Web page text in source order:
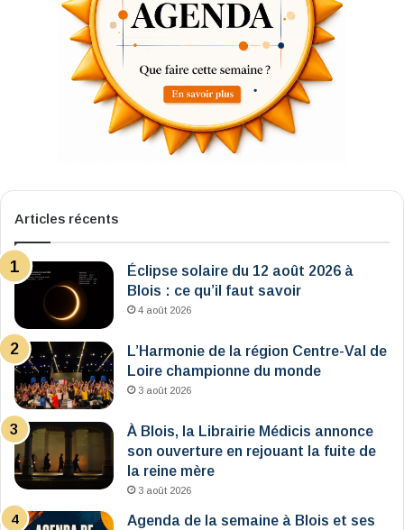
Articles récents
Éclipse solaire du 12 août 2026 à
Blois : ce qu’il faut savoir
4 août 2026
L’Harmonie de la région Centre-Val de
Loire championne du monde
3 août 2026
À Blois, la Librairie Médicis annonce
son ouverture en rejouant la fuite de
la reine mère
3 août 2026
Agenda de la semaine à Blois et ses